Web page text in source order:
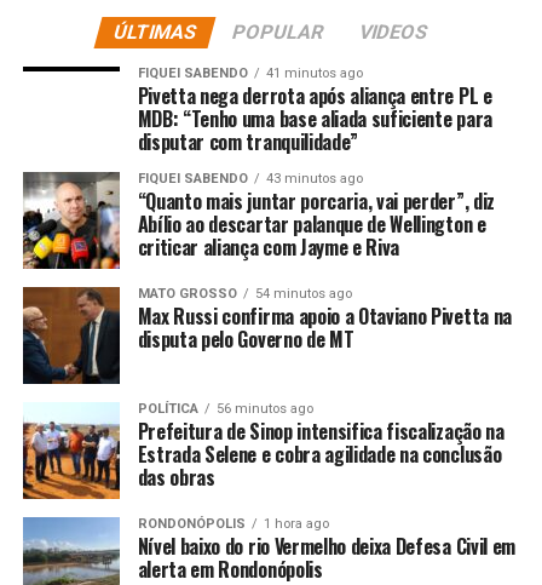
UP NEXT
Gratificação por Resultado da Educação será paga
nesta sexta-feira (19) com investimento de R$ 215,4
DON'T MISS
Fiscalização do TCE-MT reforça segurança no
transporte escolar de Primavera do Leste
ÚLTIMAS POPULAR VIDEOS
FIQUEI SABENDO 41 minutos ago
Pivetta nega derrota após aliança entre PL e
MDB: “Tenho uma base aliada suficiente para
disputar com tranquilidade”
FIQUEI SABENDO 43 minutos ago
“Quanto mais juntar porcaria, vai perder”, diz
Abílio ao descartar palanque de Wellington e
criticar aliança com Jayme e Riva
MATO GROSSO 54 minutos ago
Max Russi confirma apoio a Otaviano Pivetta na
disputa pelo Governo de MT
POLÍTICA 56 minutos ago
Prefeitura de Sinop intensifica fiscalização na
Estrada Selene e cobra agilidade na conclusão
das obras
RONDONÓPOLIS 1 hora ago
Nível baixo do rio Vermelho deixa Defesa Civil em
alerta em Rondonópolis